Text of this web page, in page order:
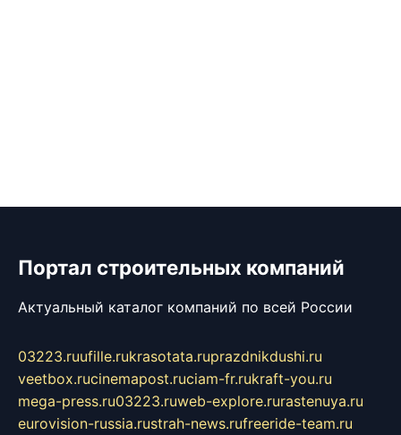
Портал строительных компаний
Актуальный каталог компаний по всей России
03223.ruufille.rukrasotata.ruprazdnikdushi.ru
veetbox.rucinemapost.ruciam-fr.rukraft-you.ru
mega-press.ru03223.ruweb-explore.rurastenuya.ru
eurovision-russia.rustrah-news.rufreeride-team.ru